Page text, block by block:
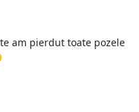
am pierdut toate pozele